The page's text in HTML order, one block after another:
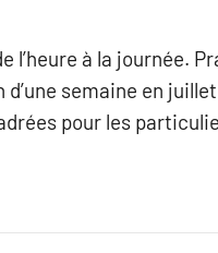
l’heure à la journée.
d’une semaine en
pour les